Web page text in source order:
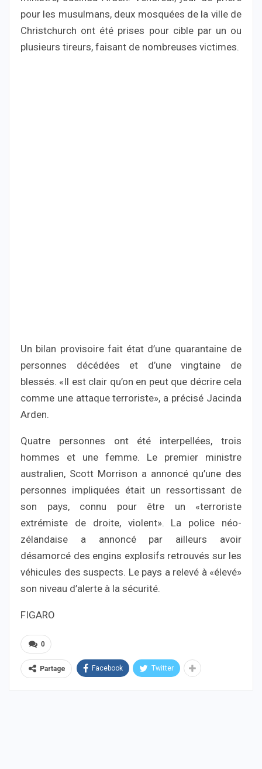
pour les musulmans, deux mosquées de la ville de
Christchurch ont été prises pour cible par un ou
plusieurs tireurs, faisant de nombreuses victimes.
Un bilan provisoire fait état d’une quarantaine de
personnes décédées et d’une vingtaine de
blessés. «Il est clair qu’on en peut que décrire cela
comme une attaque terroriste», a précisé Jacinda
Arden.
Quatre personnes ont été interpellées, trois
hommes et une femme. Le premier ministre
australien, Scott Morrison a annoncé qu’une des
personnes impliquées était un ressortissant de
son pays, connu pour être un «terroriste
extrémiste de droite, violent». La police néo-
zélandaise a annoncé par ailleurs avoir
désamorcé des engins explosifs retrouvés sur les
véhicules des suspects. Le pays a relevé à «élevé»
son niveau d’alerte à la sécurité.
FIGARO
0
Partage Facebook Twitter